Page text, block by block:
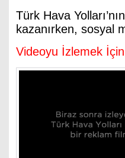
Türk Hava
kazanırken, sosyal
Videoyu İzlemek İçin